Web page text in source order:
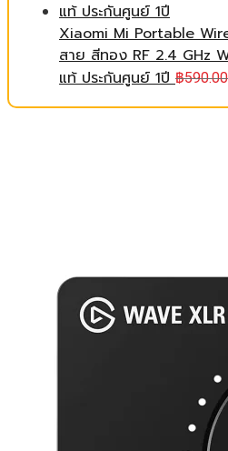
Xiaomi Mi Portable
สาย สีทอง RF 2.4 GHz
แท้ ประกันศูนย์ 1ปี ฿590.00